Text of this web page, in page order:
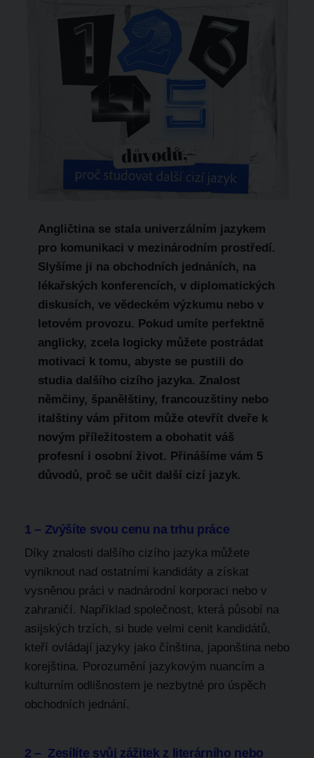
Angličtina se stala univerzálním jazykem
pro komunikaci v mezinárodním prostředí.
Slyšíme ji na obchodních jednáních, na
lékařských konferencích, v diplomatických
diskusích, ve vědeckém výzkumu nebo v
letovém provozu. Pokud umíte perfektně
anglicky, zcela logicky můžete postrádat
motivaci k tomu, abyste se pustili do
studia dalšího cizího jazyka. Znalost
němčiny, španělštiny, francouzštiny nebo
italštiny vám přitom může otevřít dveře k
novým příležitostem a obohatit váš
profesní i osobní život. Přinášíme vám 5
důvodů, proč se učit další cizí jazyk.
1 – Zvýšíte svou cenu na trhu práce
Díky znalosti dalšího cizího jazyka můžete
vyniknout nad ostatními kandidáty a získat
vysněnou práci v nadnárodní korporaci nebo v
zahraničí. Například společnost, která působí na
asijských trzích, si bude velmi cenit kandidátů,
kteří ovládají jazyky jako čínština, japonština nebo
korejština. Porozumění jazykovým nuancím a
kulturním odlišnostem je nezbytné pro úspěch
obchodních jednání.
2 – Zesílíte svůj zážitek z literárního nebo